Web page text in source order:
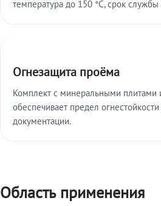
температура до 150 °C, срок
Огнезащита проёма
Комплект с минеральными плитами
обеспечивает предел
документации.
Область применения